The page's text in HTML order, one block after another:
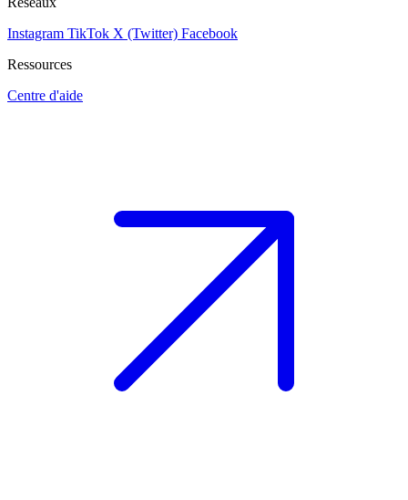
Instagram TikTok X (Twitter) Facebook
Ressources
Centre d'aide